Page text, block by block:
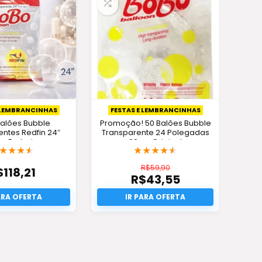
Bubble
Redfin 24″
Exclusiva
★★★
118,21
FESTAS E LEMBRANCINHAS
Promoção! 50 Balões Bubble
Transparente 24 Polegadas
60cm Original
★★★★★
R$59,90
O
preço
original
era:
R$43,55
O
preço
atual